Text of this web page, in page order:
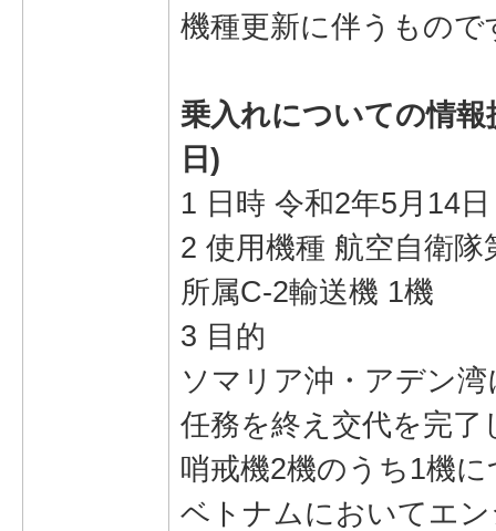
機種更新に伴うもので
乗入れについての情
日)
1 日時 令和2年5月14日
2 使用機種 航空自衛
所属C-2輸送機 1機
3 目的
ソマリア沖・アデン
任務を終え交代を完了
哨戒機2機のうち1機
ベトナムにおいてエ